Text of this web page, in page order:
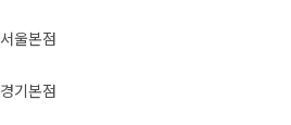
서울본점
경기본점